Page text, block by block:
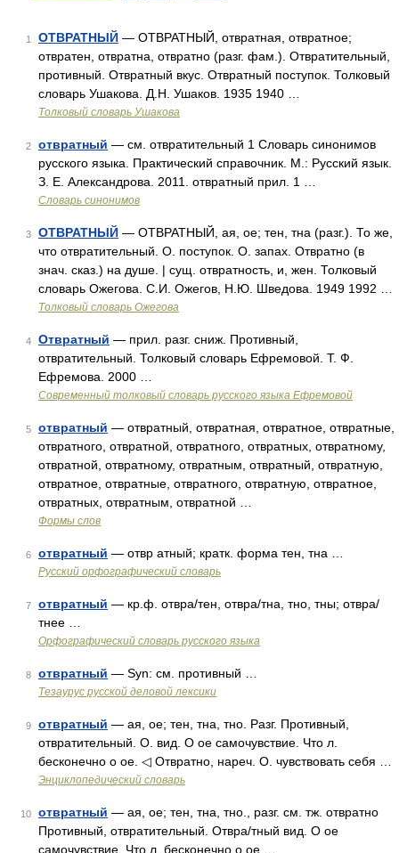
1 ОТВРАТНЫЙ — ОТВРАТНЫЙ, отвратная, отвратное;
отвратен, отвратна, отвратно (разг. фам.). Отвратительный,
противный. Отвратный вкус. Отвратный поступок. Толковый
словарь Ушакова. Д.Н. Ушаков. 1935 1940 …
Толковый словарь Ушакова
2 отвратный — см. отвратительный 1 Словарь синонимов
русского языка. Практический справочник. М.: Русский язык.
З. Е. Александрова. 2011. отвратный прил. 1 …
Словарь синонимов
3 ОТВРАТНЫЙ — ОТВРАТНЫЙ, ая, ое; тен, тна (разг.). То же,
что отвратительный. О. поступок. О. запах. Отвратно (в
знач. сказ.) на душе. | сущ. отвратность, и, жен. Толковый
словарь Ожегова. С.И. Ожегов, Н.Ю. Шведова. 1949 1992 …
Толковый словарь Ожегова
4 Отвратный — прил. разг. сниж. Противный,
отвратительный. Толковый словарь Ефремовой. Т. Ф.
Ефремова. 2000 …
Современный толковый словарь русского языка Ефремовой
5 отвратный — отвратный, отвратная, отвратное, отвратные,
отвратного, отвратной, отвратного, отвратных, отвратному,
отвратной, отвратному, отвратным, отвратный, отвратную,
отвратное, отвратные, отвратного, отвратную, отвратное,
отвратных, отвратным, отвратной …
Формы слов
6 отвратный — отвр атный; кратк. форма тен, тна …
Русский орфографический словарь
7 отвратный — кр.ф. отвра/тен, отвра/тна, тно, тны; отвра/
тнее …
Орфографический словарь русского языка
8 отвратный — Syn: см. противный …
Тезаурус русской деловой лексики
9 отвратный — ая, ое; тен, тна, тно. Разг. Противный,
отвратительный. О. вид. О ое самочувствие. Что л.
бесконечно о ое. ◁ Отвратно, нареч. О. чувствовать себя …
Энциклопедический словарь
10 отвратный — ая, ое; тен, тна, тно., разг. см. тж. отвратно
Противный, отвратительный. Отвра/тный вид. О ое
самочувствие. Что л. бесконечно о ое …